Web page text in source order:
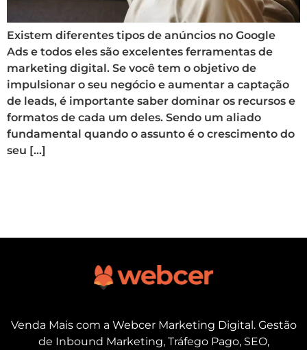
Existem diferentes tipos de anúncios no Google
Ads e todos eles são excelentes ferramentas de
marketing digital. Se você tem o objetivo de
impulsionar o seu negócio e aumentar a captação
de leads, é importante saber dominar os recursos e
formatos de cada um deles. Sendo um aliado
fundamental quando o assunto é o crescimento do
seu […]
Venda Mais com a Webcer Marketing Digital. Gestão
de Inbound Marketing, Tráfego Pago, SEO,